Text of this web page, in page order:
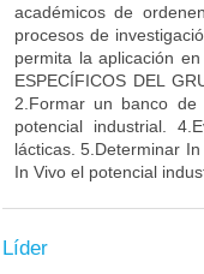
académicos de
procesos de
permita la aplicación
ESPECÍFICOS DEL
2.Formar un banco de
potencial industrial.
lácticas. 5.Determinar
In Vivo el potencial
Líder